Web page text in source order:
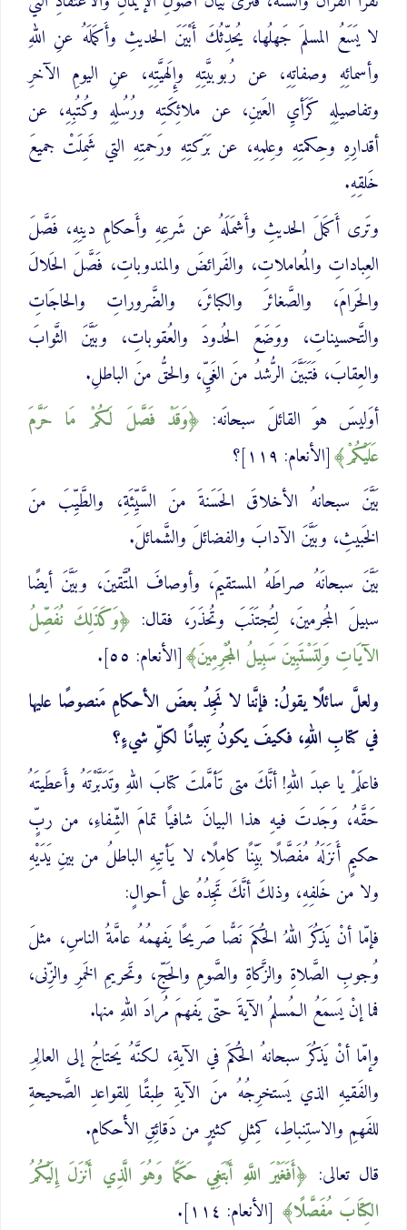
لا يَسَعُ المسلمَ جَهلُها، يُحدِّثُكَ أَبْيَنَ الحديثِ وأَكمَلَهُ عنِ اللهِ
وأسمائِهِ وصفاتِهِ، عن رُبوبيَّتِهِ وإِلَهيَّتِهِ، عنِ اليومِ الآخرِ
وتفاصيلِهِ كَرَأيِ العَينِ، عن ملائِكَتِه ورُسُلِهِ وكُتُبِهِ، عن
أقدارِهِ وحِكمتِهِ وعِلمِهِ، عن بَرَكتِهِ ورَحمتِهِ التي شَمِلَتْ جميعَ
خَلقِهِ.
وتَرى أَكمَلَ الحديثِ وأَشمَلَهُ عن شَرعِهِ وأَحكامِ دينِهِ، فَصَّلَ
العِباداتِ والمُعاملاتِ، والفَرائضَ والمندوباتِ، فَصَّلَ الحَلالَ
والحَرامَ، والصَّغائرَ والكبائرَ، والضَّروراتِ والحاجَاتِ
والتَّحسيناتِ، ووَضَعَ الحُدودَ والعُقوباتِ، وبَيَّنَ الثَّوابَ
والعِقابَ، فَتَبَيَّنَ الرُّشدُ منَ الغَيِّ، والحقُّ منَ الباطلِ.
أوَليسَ هوَ القائلَ سبحانَه:
وَقَدْ ‌فَصَّلَ لَكُمْ مَا حَرَّمَ
عَلَيْكُمْ [الأنعام: ١١٩]؟
بَيَّنَ سبحانهُ الأخلاقَ الحَسَنةَ منَ السَّيِّئَةِ، والطَّيِّبَ منَ
الخَبيثِ، وبَيَّنَ الآدابَ والفضائلَ والشَّمائلَ.
بَيَّنَ سبحانَهُ صراطَهُ المستقيمَ، وأوصافَ المُتَّقينَ، وبَيَّنَ أيضًا
سبيلَ المُجرمينَ، لِتُجتَنَبَ وتُحذَرَ، فقال:
وَكَذَلِكَ ‌نُفَصِّلُ
الآيَاتِ وَلِتَسْتَبِينَ سَبِيلُ المُجْرِمِينَ [الأنعام: ٥٥].
ولعلَّ سائلًا يقولُ: فإنَّنا لا نَجِدُ بعضَ الأحكامِ مَنصوصًا عليها
في كتابِ اللهِ، فكيفَ يكونُ تِبيانًا لكلِّ شيءٍ؟
فاعلَمْ يا عبدَ اللهِ! أنَّكَ متى تَأمَّلتَ كتابَ اللهِ وتَدَبَّرْتَهُ وأَعطَيتَهُ
حَقَّهُ، وَجَدتَ فيهِ هذا البيانَ شافيًا تمامَ الشِّفاءِ، من ربٍّ
حكيمٍ أَنزَلَهُ مُفَصَّلًا بَيِّنًا كامِلًا، لا يَأتِيهِ الباطلُ من بينِ يَدَيْهِ
ولا من خَلفِهِ، وذلكَ أنَّكَ تَجِدُهُ على أحوالٍ:
فإمّا أنْ يَذكُرَ اللهُ الحُكمَ نَصًّا صَريحًا يَفهمُهُ عامَّةُ الناسِ، مثلَ
وُجوبِ الصَّلاةِ والزَّكاةِ والصَّومِ والحَجِّ، وتَحريمِ الخَمرِ والزِّنى،
فما إنْ يَسمَعُ الـمُسلمُ الآيةَ حتّى يَفهمَ مُرادَ اللهِ منها.
وإمّا أنْ يَذكُرَ سبحانهُ الحُكمَ في الآيةِ، لكنَّهُ يَحتاجُ إلى العالِمِ
والفَقيهِ الذي يَستخرِجُهُ منَ الآيةِ طِبقًا لِلقواعدِ الصَّحيحةِ
للفَهمِ والاستِنباطِ، كمِثلِ كثيرٍ من دَقائِقِ الأَحكامِ.
قال تعالى:
أَفَغَيْرَ اللَّهِ أَبْتَغِي حَكَمًا وَهُوَ الَّذِي أَنْزَلَ إِلَيْكُمُ
الكِتَابَ ‌مُفَصَّلًا
[الأنعام: ١١٤].